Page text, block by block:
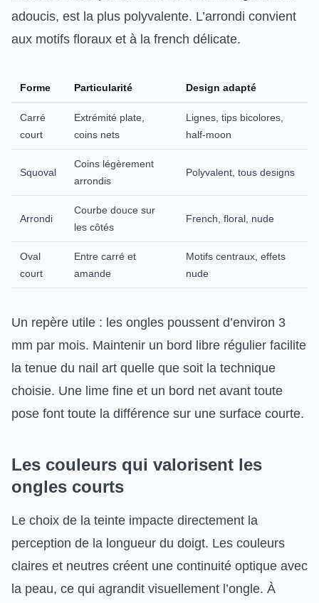
adoucis, est la plus polyvalente. L’arrondi convient
aux motifs floraux et à la french délicate.
Forme Particularité Design adapté
Carré
court
Extrémité plate,
coins nets
Lignes, tips bicolores,
half-moon
Squoval
Coins légèrement
arrondis
Polyvalent, tous designs
Arrondi
Courbe douce sur
les côtés
French, floral, nude
Oval
court
Entre carré et
amande
Motifs centraux, effets
nude
Un repère utile : les ongles poussent d’environ 3
mm par mois. Maintenir un bord libre régulier facilite
la tenue du nail art quelle que soit la technique
choisie. Une lime fine et un bord net avant toute
pose font toute la différence sur une surface courte.
Les couleurs qui valorisent les
ongles courts
Le choix de la teinte impacte directement la
perception de la longueur du doigt. Les couleurs
claires et neutres créent une continuité optique avec
la peau, ce qui agrandit visuellement l’ongle. À